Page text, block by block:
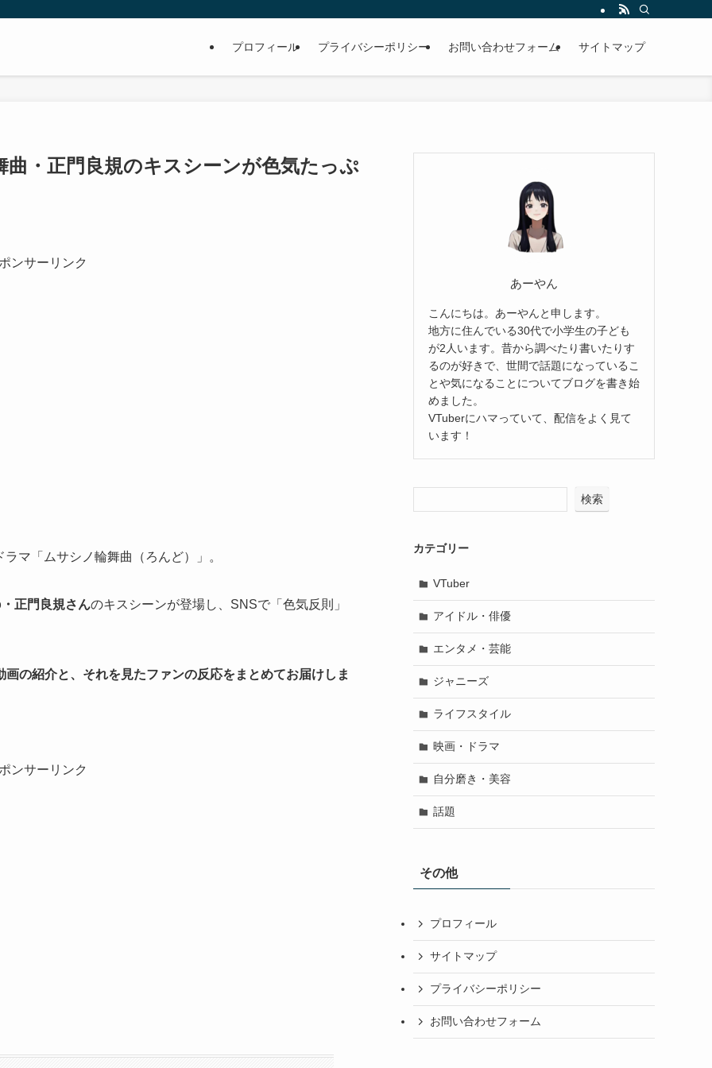
プロフィール プライバシーポリシー お問い合わせフォーム サイトマップ
曲・正門良規のキスシーンが色気たっぷ
ンサーリンク
マ「ムサシノ輪舞曲（ろんど）」。
正門良規さんのキスシーンが登場し、SNSで「色気反則」
の紹介と、それを見たファンの反応をまとめてお届けしま
ンサーリンク
あーやん
こんにちは。あーやんと申します。
地方に住んでいる30代で小学生の子ども
が2人います。昔から調べたり書いたりす
るのが好きで、世間で話題になっているこ
とや気になることについてブログを書き始
めました。
VTuberにハマっていて、配信をよく見て
います！
検索
カテゴリー
VTuber
アイドル・俳優
エンタメ・芸能
ジャニーズ
ライフスタイル
映画・ドラマ
自分磨き・美容
話題
その他
プロフィール
サイトマップ
プライバシーポリシー
お問い合わせフォーム